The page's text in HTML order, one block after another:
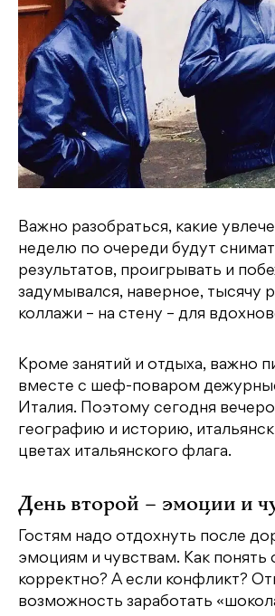
Важно разобраться, какие
неделю по очереди будут
результатов, проигрывать и
задумывался, наверное, тысячу
коллажи – на стену – для
Кроме занятий и отдыха, важно
вместе с шеф-поваром
Италия. Поэтому сегодня
географию и историю,
цветах итальянского флага.
День второй – эмоции и
Гостям надо отдохнуть после
эмоциям и чувствам. Как
корректно? А если конфликт?
возможность заработать